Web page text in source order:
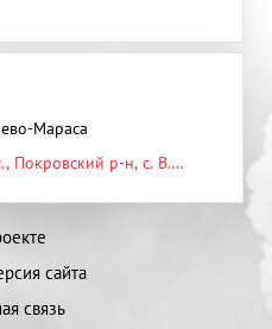
Мараса
Покровский р-н, с. В.
сайта
связь